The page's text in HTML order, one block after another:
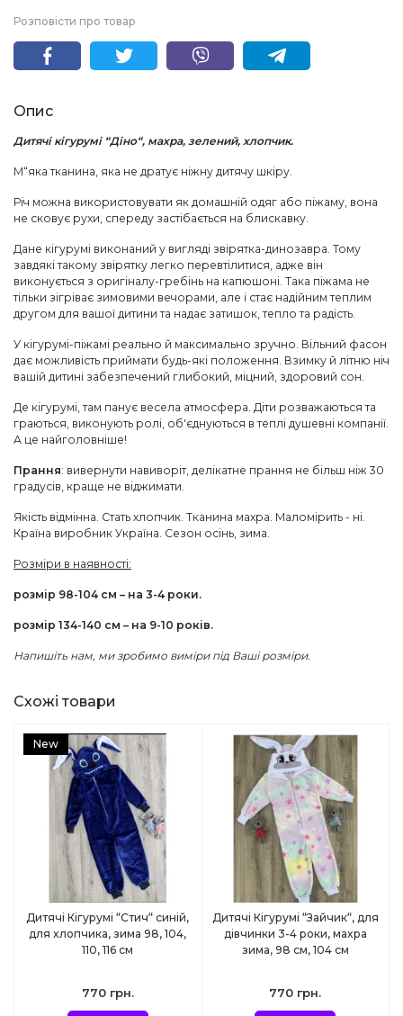
Розповісти про товар
Опис
Дитячі кігурумі “Діно“, махра, зелений, хлопчик.
М“яка тканина, яка не дратує ніжну дитячу шкіру.
Річ можна використовувати як домашній одяг або піжаму, вона
не сковує рухи, спереду застібається на блискавку.
Дане кігурумі виконаний у вигляді звірятка-динозавра. Тому
завдякі такому звірятку легко перевтілитися, адже він
виконується з оригіналу-гребінь на капюшоні. Така піжама не
тільки зігріває зимовими вечорами, але і стає надійним теплим
другом для вашої дитини та надає затишок, тепло та радість.
У кігурумі-піжамі реально й максимально зручно. Вільний фасон
дає можливість приймати будь-які положення. Взимку й літню ніч
вашій дитині забезпечений глибокий, міцний, здоровий сон.
Де кігурумі, там панує весела атмосфера. Діти розважаються та
граються, виконують ролі, об'єднуються в теплі душевні компанії.
А це найголовніше!
Прання: вивернути навиворіт, делікатне прання не більш ніж 30
градусів, краще не віджимати.
Якість відмінна. Стать хлопчик. Тканина махра. Маломірить - ні.
Країна виробник Україна. Сезон осінь, зима.
Розміри в наявності:
розмір 98-104 см – на 3-4 роки.
розмір 134-140 см – на 9-10 років.
Напишіть нам, ми зробимо виміри під Ваші розміри.
Схожі товари
New
Дитячі Кігурумі “Стич“ синій,
для хлопчика, зима 98, 104,
110, 116 см
770 грн.
Дитячі Кігурумі “Зайчик“, для
дівчинки 3-4 роки, махра
зима, 98 см, 104 см
770 грн.